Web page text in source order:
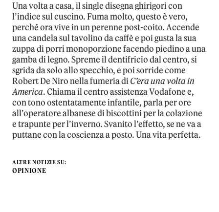
Una volta a casa, il single disegna ghirigori con
l’indice sul cuscino. Fuma molto, questo è vero,
perché ora vive in un perenne post-coito. Accende
una candela sul tavolino da caffè e poi gusta la sua
zuppa di porri monoporzione facendo piedino a una
gamba di legno. Spreme il dentifricio dal centro, si
sgrida da solo allo specchio, e poi sorride come
Robert De Niro nella fumeria diC’era una volta in
America. Chiama il centro assistenza Vodafone e,
con tono ostentatamente infantile, parla per ore
all’operatore albanese di biscottini per la colazione
e trapunte per l’inverno. Svanito l’effetto, se ne va a
puttane con la coscienza a posto. Una vita perfetta.
ALTRE NOTIZIE SU:
OPINIONE